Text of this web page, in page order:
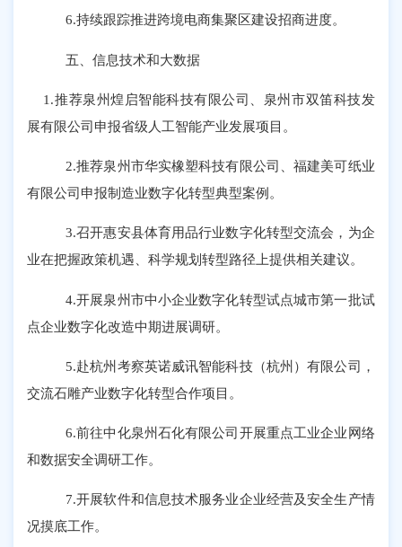
6.持续跟踪推进跨境电商集聚区建设招商进度。
五、信息技术和大数据
1.推荐泉州煌启智能科技有限公司、泉州市双笛科技发
展有限公司申报省级人工智能产业发展项目。
2.推荐泉州市华实橡塑科技有限公司、福建美可纸业
有限公司申报制造业数字化转型典型案例。
3.召开惠安县体育用品行业数字化转型交流会， 为企
业在把握政策机遇、科学规划转型路径 上提供相关建议。
4.开展泉州市中小企业数字化转型试点城市第一批试
点企业数字化改造中期进展调研。
5.赴杭州考察英诺威讯智能科技（杭州）有限公司，
交流石雕产业数字化转型合作项目。
6.前往中化泉州石化有限公司开展重点工业企业网络
和数据安全调研工作。
7.开展软件和信息技术服务业企业经营及安全生产情
况摸底工作。